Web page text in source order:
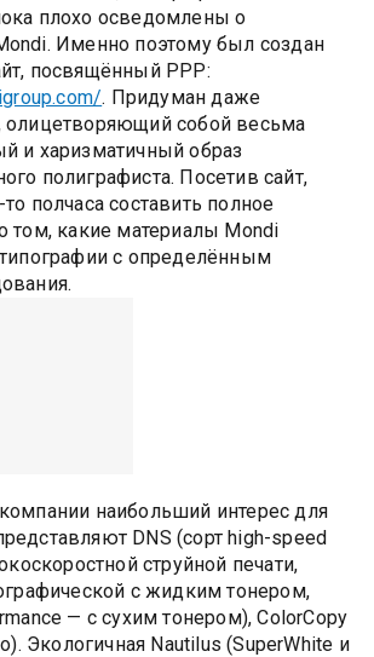
плохо осведомлены о
Именно поэтому был создан
посвящённый PPP:
. Придуман даже
олицетворяющий собой весьма
и харизматичный образ
полиграфиста. Посетив сайт,
полчаса составить полное
том, какие материалы Mondi
с определённым
наибольший интерес для
DNS (сорт high-speed
струйной печати,
с жидким тонером,
— с сухим тонером), ColorCopy
Экологичная Nautilus (SuperWhite и